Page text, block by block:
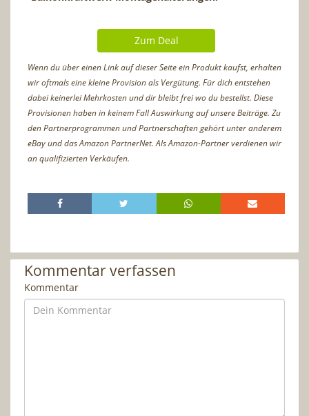
Zum Deal
Wenn du über einen Link auf dieser Seite ein Produkt kaufst, erhalten
wir oftmals eine kleine Provision als Vergütung. Für dich entstehen
dabei keinerlei Mehrkosten und dir bleibt frei wo du bestellst. Diese
Provisionen haben in keinem Fall Auswirkung auf unsere Beiträge. Zu
den Partnerprogrammen und Partnerschaften gehört unter anderem
eBay und das Amazon PartnerNet. Als Amazon-Partner verdienen wir
an qualifizierten Verkäufen.
Kommentar verfassen
Kommentar